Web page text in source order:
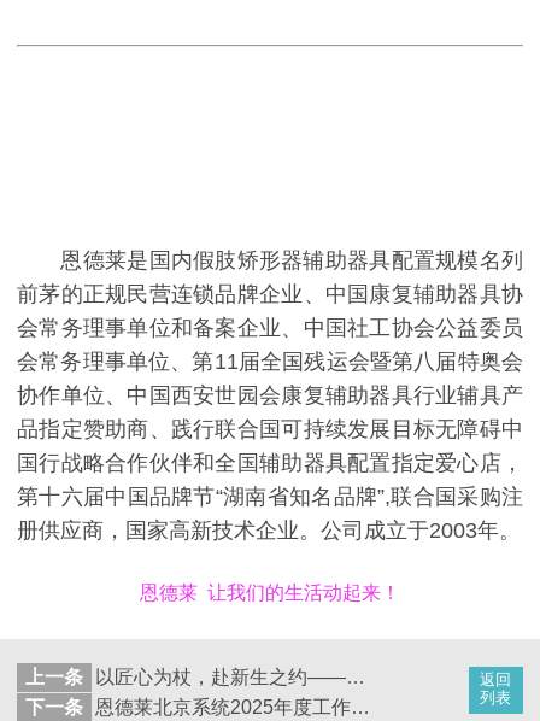
恩德莱是国内假肢矫形器辅助器具配置规模名列
前茅的正规民营连锁品牌企业、中国康复辅助器具协
会常务理事单位和备案企业、中国社工协会公益委员
会常务理事单位、第11届全国残运会暨第八届特奥会
协作单位、中国西安世园会康复辅助器具行业辅具产
品指定赞助商、践行联合国可持续发展目标无障碍中
国行战略合作伙伴和全国辅助器具配置指定爱心店，
第十六届中国品牌节“湖南省知名品牌”,联合国采购注
册供应商，国家高新技术企业。公司成立于2003年。
恩德莱 让我们的生活动起来！
返回
列表
上一条
以匠心为杖，赴新生之约——邢台恩德莱助力35岁客户重启人生征程
下一条
恩德莱北京系统2025年度工作总结暨2026年工作部署会议圆满召开